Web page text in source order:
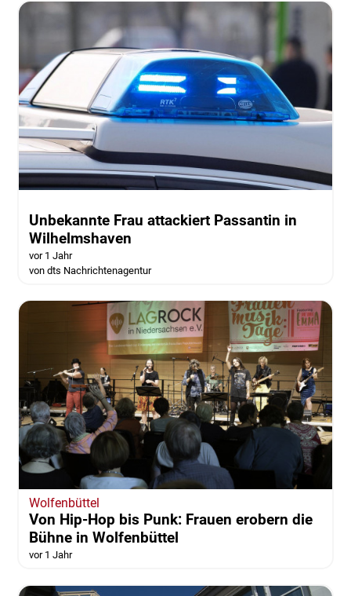
Unbekannte Frau attackiert Passantin in
Wilhelmshaven
vor 1 Jahr
von dts Nachrichtenagentur
Wolfenbüttel
Von Hip-Hop bis Punk: Frauen erobern die
Bühne in Wolfenbüttel
vor 1 Jahr